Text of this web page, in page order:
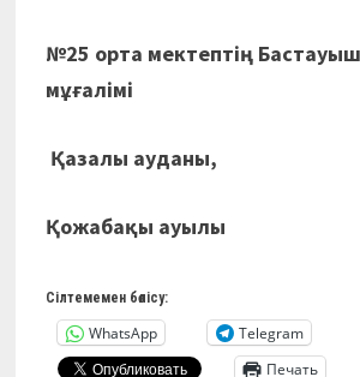
№25 орта мектептің
мұғалімі
Қазалы ауданы,
Қожабақы ауылы
Сілтемемен бөлісу:
WhatsApp
Telegram
Печать